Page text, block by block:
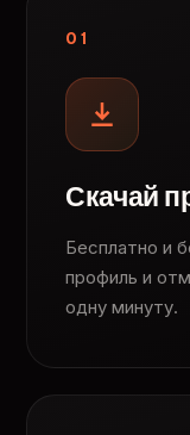
01
Скачай
Бесплатно и
профиль и
одну минуту.